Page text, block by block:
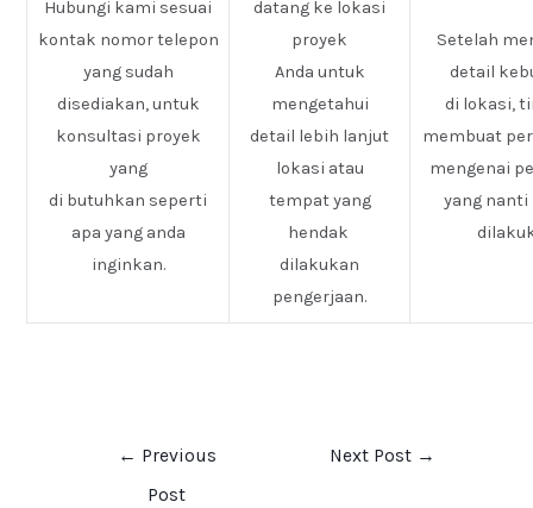
Hubungi kami sesuai
kontak nomor telepon
yang sudah
disediakan, untuk
konsultasi proyek
yang
di butuhkan seperti
apa yang anda
inginkan.
datang ke lokasi
proyek
Anda untuk
mengetahui
detail lebih lanjut
lokasi atau
tempat yang
hendak
dilakukan
pengerjaan.
Setelah
detail
di lokasi,
membuat
mengenai
yang nanti
← Previous
Post
Next Post →